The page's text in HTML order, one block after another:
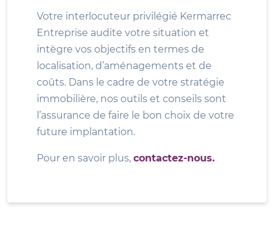
Votre interlocuteur privilégié Kermarrec
Entreprise audite votre situation et
intègre vos objectifs en termes de
localisation, d’aménagements et de
coûts. Dans le cadre de votre stratégie
immobilière, nos outils et conseils sont
l’assurance de faire le bon choix de votre
future implantation.
Pour en savoir plus, contactez-nous.